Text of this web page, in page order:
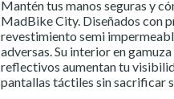
Mantén tus manos seguras y
MadBike City. Diseñados con
revestimiento semi
adversas. Su interior en
reflectivos aumentan tu
pantallas táctiles sin sacrificar